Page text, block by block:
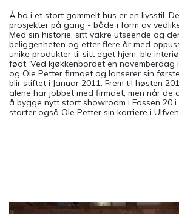
Å bo i et stort gammelt hus er en livsstil.
prosjekter på gang - både i form av
Med sin historie, sitt vakre utseende og
beliggenheten og etter flere år med
unike produkter til sitt eget hjem, ble
født. Ved kjøkkenbordet en novemberdag
og Ole Petter firmaet og lanserer sin
blir stiftet i Januar 2011. Frem til høsten
alene har jobbet med firmaet, men når de
å bygge nytt stort showroom i Fossen 20 i
starter også Ole Petter sin karriere i